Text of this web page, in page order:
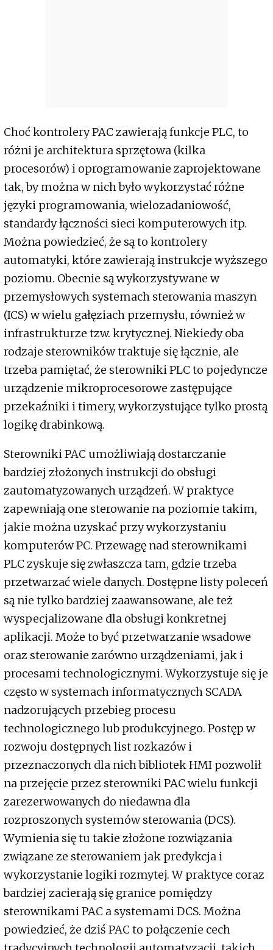
Choć kontrolery PAC zawierają funkcje PLC, to
różni je architektura sprzętowa (kilka
procesorów) i oprogramowanie zaprojektowane
tak, by można w nich było wykorzystać różne
języki programowania, wielozadaniowość,
standardy łączności sieci komputerowych itp.
Można powiedzieć, że są to kontrolery
automatyki, które zawierają instrukcje wyższego
poziomu. Obecnie są wykorzystywane w
przemysłowych systemach sterowania maszyn
(ICS) w wielu gałęziach przemysłu, również w
infrastrukturze tzw. krytycznej. Niekiedy oba
rodzaje sterowników traktuje się łącznie, ale
trzeba pamiętać, że sterowniki PLC to pojedyncze
urządzenie mikroprocesorowe zastępujące
przekaźniki i timery, wykorzystujące tylko prostą
logikę drabinkową.
Sterowniki PAC umożliwiają dostarczanie
bardziej złożonych instrukcji do obsługi
zautomatyzowanych urządzeń. W praktyce
zapewniają one sterowanie na poziomie takim,
jakie można uzyskać przy wykorzystaniu
komputerów PC. Przewagę nad sterownikami
PLC zyskuje się zwłaszcza tam, gdzie trzeba
przetwarzać wiele danych. Dostępne listy poleceń
są nie tylko bardziej zaawansowane, ale też
wyspecjalizowane dla obsługi konkretnej
aplikacji. Może to być przetwarzanie wsadowe
oraz sterowanie zarówno urządzeniami, jak i
procesami technologicznymi. Wykorzystuje się je
często w systemach informatycznych SCADA
nadzorujących przebieg procesu
technologicznego lub produkcyjnego. Postęp w
rozwoju dostępnych list rozkazów i
przeznaczonych dla nich bibliotek HMI pozwolił
na przejęcie przez sterowniki PAC wielu funkcji
zarezerwowanych do niedawna dla
rozproszonych systemów sterowania (DCS).
Wymienia się tu takie złożone rozwiązania
związane ze sterowaniem jak predykcja i
wykorzystanie logiki rozmytej. W praktyce coraz
bardziej zacierają się granice pomiędzy
sterownikami PAC a systemami DCS. Można
powiedzieć, że dziś PAC to połączenie cech